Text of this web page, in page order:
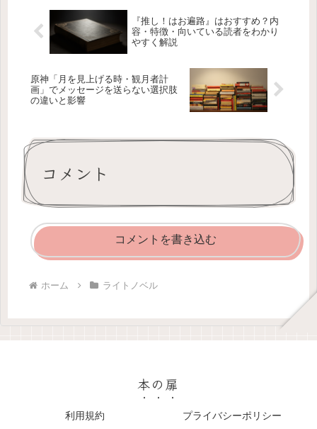
『推し！はお遍路』はおすすめ？内
容・特徴・向いている読者をわかり
やすく解説
原神「月を見上げる時・観月者計
画」でメッセージを送らない選択肢
の違いと影響
コメント
コメントを書き込む
ホーム ライトノベル
本の扉
利用規約 プライバシーポリシー